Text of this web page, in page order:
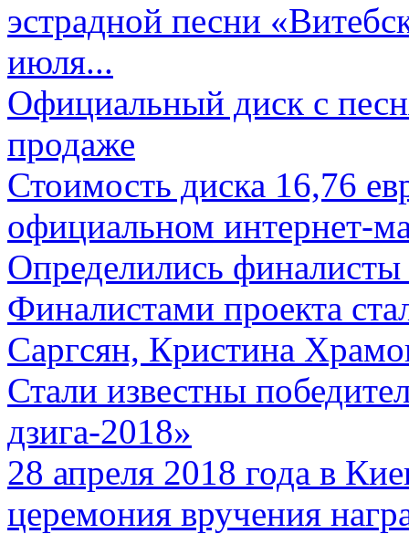
эстрадной песни
июля...
Официальный диск с
продаже
Стоимость диска 16,76
официальном интернет-
Определились
Финалистами проекта
Саргсян, Кристина
Стали известны
дзига-2018»
28 апреля 2018 года в
церемония вручения